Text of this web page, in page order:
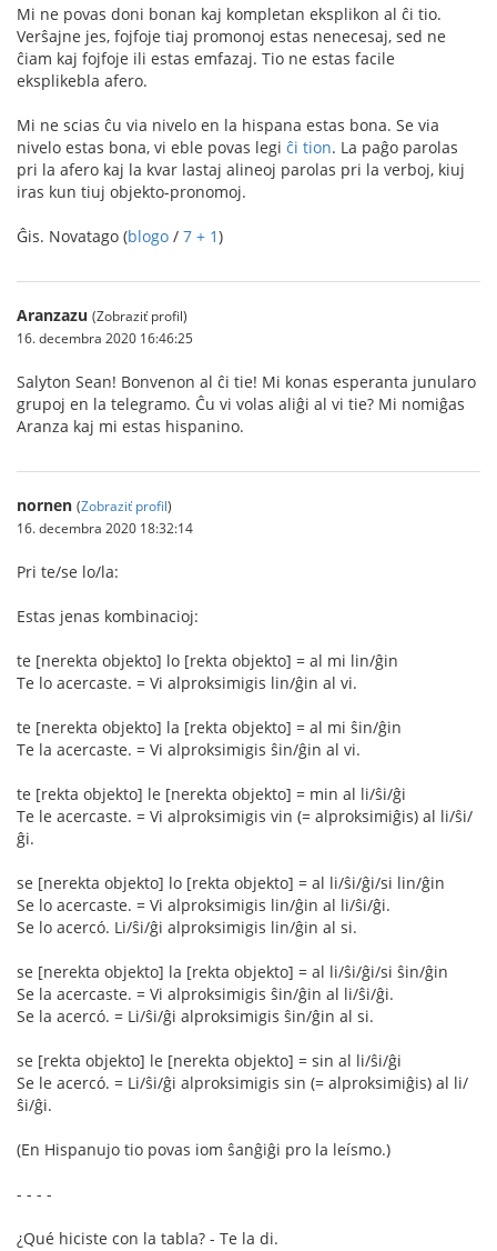
Mi ne povas doni bonan kaj kompletan eksplikon al ĉi tio.
Verŝajne jes, fojfoje tiaj promonoj estas nenecesaj, sed ne
ĉiam kaj fojfoje ili estas emfazaj. Tio ne estas facile
eksplikebla afero.
Mi ne scias ĉu via nivelo en la hispana estas bona. Se via
nivelo estas bona, vi eble povas legi ĉi tion. La paĝo parolas
pri la afero kaj la kvar lastaj alineoj parolas pri la verboj, kiuj
iras kun tiuj objekto-pronomoj.
Ĝis. Novatago (blogo / 7 + 1)
Aranzazu (Zobraziť profil)
16. decembra 2020 16:46:25
Salyton Sean! Bonvenon al ĉi tie! Mi konas esperanta junularo
grupoj en la telegramo. Ĉu vi volas aliĝi al vi tie? Mi nomiĝas
Aranza kaj mi estas hispanino.
nornen (Zobraziť profil)
16. decembra 2020 18:32:14
Pri te/se lo/la:
Estas jenas kombinacioj:
te [nerekta objekto] lo [rekta objekto] = al mi lin/ĝin
Te lo acercaste. = Vi alproksimigis lin/ĝin al vi.
te [nerekta objekto] la [rekta objekto] = al mi ŝin/ĝin
Te la acercaste. = Vi alproksimigis ŝin/ĝin al vi.
te [rekta objekto] le [nerekta objekto] = min al li/ŝi/ĝi
Te le acercaste. = Vi alproksimigis vin (= alproksimiĝis) al li/ŝi/
ĝi.
se [nerekta objekto] lo [rekta objekto] = al li/ŝi/ĝi/si lin/ĝin
Se lo acercaste. = Vi alproksimigis lin/ĝin al li/ŝi/ĝi.
Se lo acercó. Li/ŝi/ĝi alproksimigis lin/ĝin al si.
se [nerekta objekto] la [rekta objekto] = al li/ŝi/ĝi/si ŝin/ĝin
Se la acercaste. = Vi alproksimigis ŝin/ĝin al li/ŝi/ĝi.
Se la acercó. = Li/ŝi/ĝi alproksimigis ŝin/ĝin al si.
se [rekta objekto] le [nerekta objekto] = sin al li/ŝi/ĝi
Se le acercó. = Li/ŝi/ĝi alproksimigis sin (= alproksimiĝis) al li/
ŝi/ĝi.
(En Hispanujo tio povas iom ŝanĝiĝi pro la leísmo.)
- - - -
¿Qué hiciste con la tabla? - Te la di.